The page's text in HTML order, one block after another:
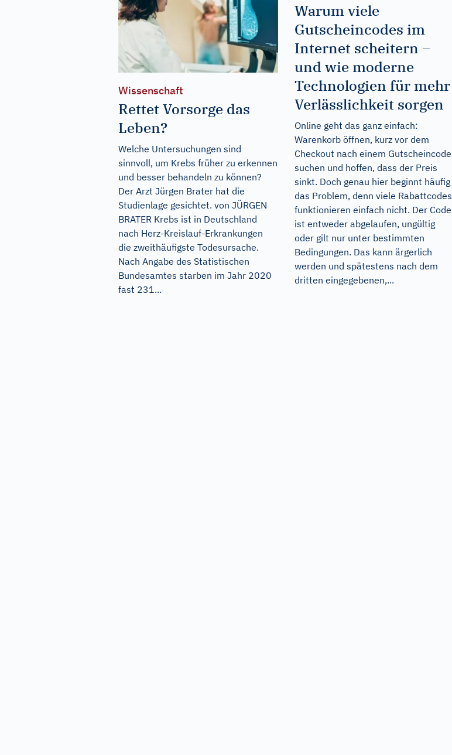
Wissenschaft
Rettet Vorsorge das
Leben?
Welche Untersuchungen sind
sinnvoll, um Krebs früher zu erkennen
und besser behandeln zu können?
Der Arzt Jürgen Brater hat die
Studienlage gesichtet. von JÜRGEN
BRATER Krebs ist in Deutschland
nach Herz-Kreislauf-Erkrankungen
die zweithäufigste Todesursache.
Nach Angabe des Statistischen
Bundesamtes starben im Jahr 2020
fast 231...
Warum viele
Gutscheincodes im
Internet scheitern –
und wie moderne
Technologien für mehr
Verlässlichkeit sorgen
Online geht das ganz einfach:
Warenkorb öffnen, kurz vor dem
Checkout nach einem Gutscheincode
suchen und hoffen, dass der Preis
sinkt. Doch genau hier beginnt häufig
das Problem, denn viele Rabattcodes
funktionieren einfach nicht. Der Code
ist entweder abgelaufen, ungültig
oder gilt nur unter bestimmten
Bedingungen. Das kann ärgerlich
werden und spätestens nach dem
dritten eingegebenen,...